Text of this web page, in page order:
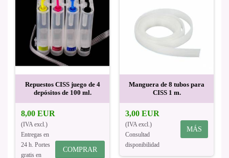
Repuestos CISS juego de 4
depósitos de 100 ml.
8,00 EUR
(IVA excl.)
Entregas en
24 h. Portes
gratis en
COMPRAR
Manguera de 8 tubos para
CISS 1 m.
3,00 EUR
(IVA excl.)
Consultad
disponibilidad
MÁS